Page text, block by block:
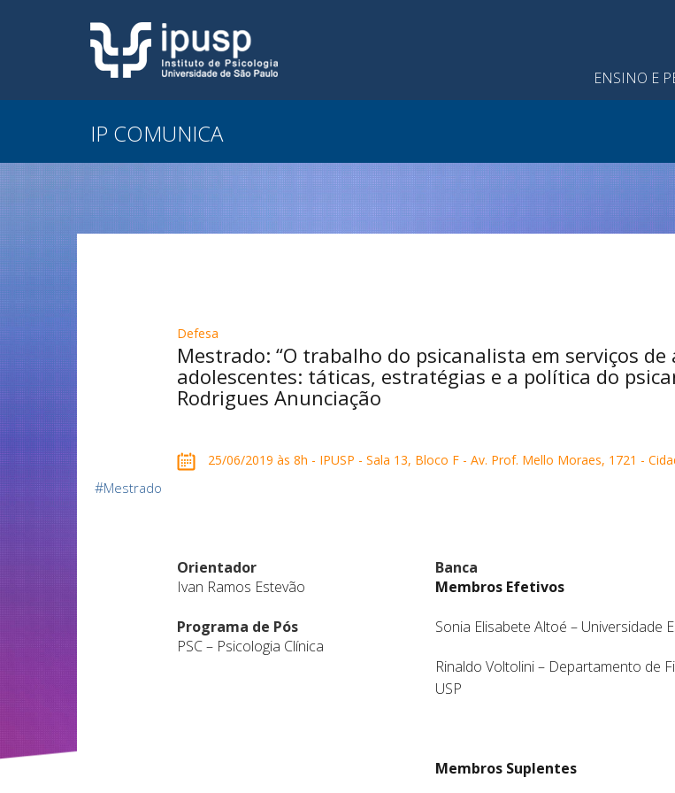
ENSINO E
IP COMUNICA
Defesa
Mestrado: “O trabalho do psicanalista em serviços
adolescentes: táticas, estratégias e a política do
Rodrigues Anunciação
25/06/2019 às 8h - IPUSP - Sala 13, Bloco F - Av. Prof. Mello Moraes, 1721 -
#Mestrado
Orientador
Ivan Ramos Estevão
Programa de Pós
PSC – Psicologia Clínica
Banca
Membros Efetivos
Sonia Elisabete Altoé – Universidade
Rinaldo Voltolini – Departamento de
USP
Membros Suplentes